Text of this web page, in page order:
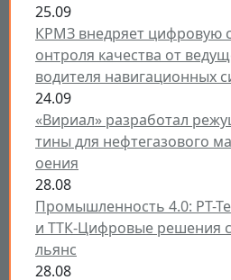
25.09
КРМЗ внедряет цифровую
онтроля качества от
водителя навигационных
24.09
«Вириал» разработал
тины для нефтегазового
оения
28.08
Промышленность 4.0: РТ-
и ТТК-Цифровые решения
льянс
28.08